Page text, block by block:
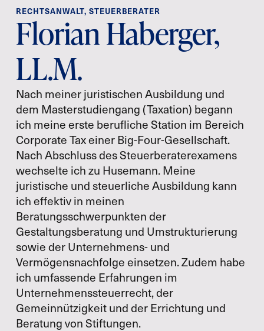
RECHTSANWALT, STEUERBERATER
Florian Haberger,
LL.M.
Nach meiner juristischen Ausbildung und
dem Masterstudiengang (Taxation) begann
ich meine erste berufliche Station im Bereich
Corporate Tax einer Big-Four-Gesellschaft.
Nach Abschluss des Steuerberaterexamens
wechselte ich zu Husemann. Meine
juristische und steuerliche Ausbildung kann
ich effektiv in meinen
Beratungsschwerpunkten der
Gestaltungsberatung und Umstrukturierung
sowie der Unternehmens- und
Vermögensnachfolge einsetzen. Zudem habe
ich umfassende Erfahrungen im
Unternehmenssteuerrecht, der
Gemeinnützigkeit und der Errichtung und
Beratung von Stiftungen.